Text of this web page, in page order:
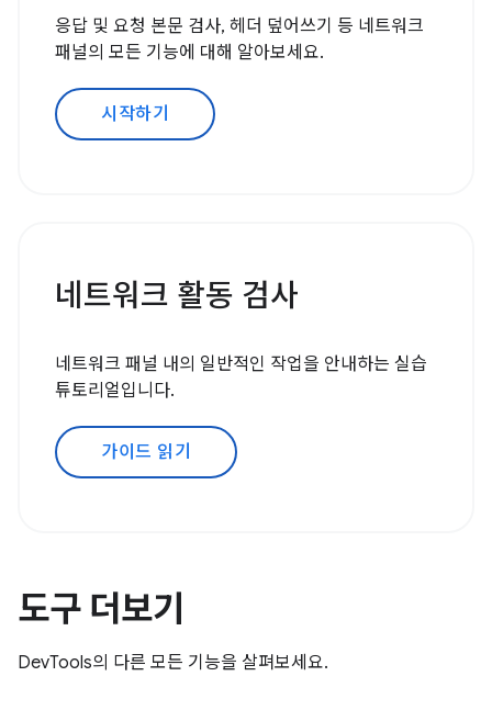
응답 및 요청 본문 검사, 헤더 덮어쓰기 등 네트워크
패널의 모든 기능에 대해 알아보세요.
시작하기
네트워크 활동 검사
네트워크 패널 내의 일반적인 작업을 안내하는 실습
튜토리얼입니다.
가이드 읽기
도구 더보기
DevTools의 다른 모든 기능을 살펴보세요.